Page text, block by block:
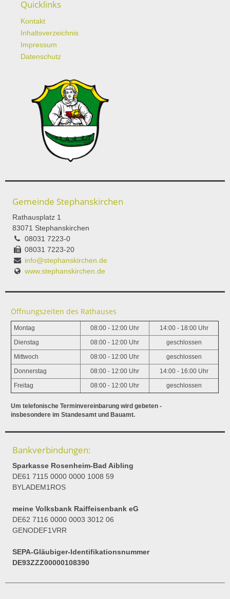
Quicklinks
Kontakt
Inhaltsverzeichnis
Impressum
Datenschutz
Gemeinde Stephanskirchen
Rathausplatz 1
83071 Stephanskirchen
08031 7223-0
08031 7223-20
info@stephanskirchen.de
www.stephanskirchen.de
Öffnungszeiten des Rathauses
Montag 08:00 - 12:00 Uhr 14:00 - 18:00 Uhr
Dienstag 08:00 - 12:00 Uhr geschlossen
Mittwoch 08:00 - 12:00 Uhr geschlossen
Donnerstag 08:00 - 12:00 Uhr 14:00 - 16:00 Uhr
Freitag 08:00 - 12:00 Uhr geschlossen
Um telefonische Terminvereinbarung wird gebeten -
insbesondere im Standesamt und Bauamt.
Bankverbindungen:
Sparkasse Rosenheim-Bad Aibling
DE61 7115 0000 0000 1008 59
BYLADEM1ROS
meine Volksbank Raiffeisenbank eG
DE62 7116 0000 0003 3012 06
GENODEF1VRR
SEPA-Gläubiger-Identifikationsnummer
DE93ZZZ00000108390